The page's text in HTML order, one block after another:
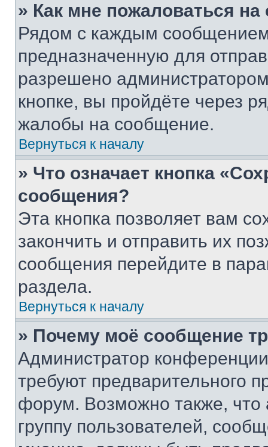
» Как мне пожаловаться
Рядом с каждым сообщением
предназначенную для
разрешено
кнопке, вы пройдёте через
жалобы на сообщение.
Вернуться к началу
» Что означает кнопка
сообщения?
Эта кнопка позволяет вам
закончить и отправить их
сообщения перейдите в
раздела.
Вернуться к началу
» Почему моё сообщение
Администратор
требуют предварительного
форум. Возможно также, что
группу пользователей,